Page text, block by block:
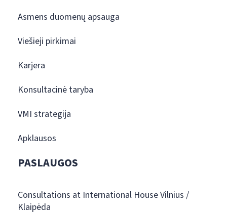
Asmens duomenų apsauga
Viešieji pirkimai
Karjera
Konsultacinė taryba
VMI strategija
Apklausos
PASLAUGOS
Consultations at International House Vilnius /
Klaipėda